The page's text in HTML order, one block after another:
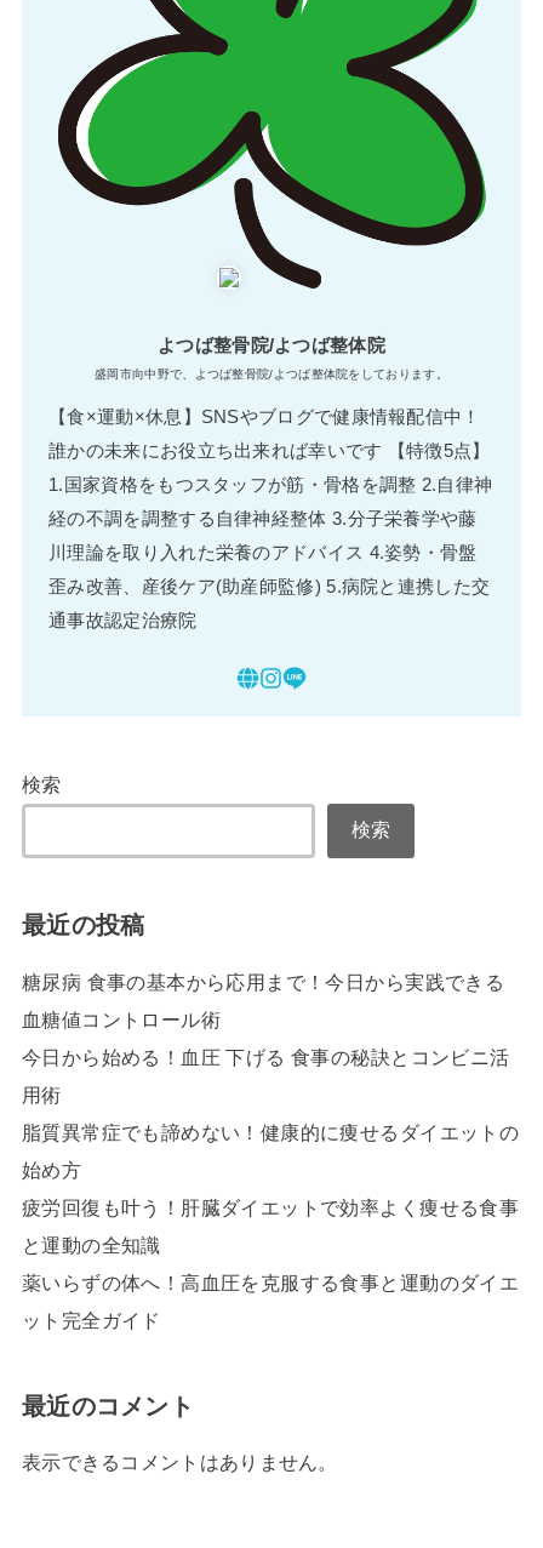
よつば整骨院/よつば整体院
盛岡市向中野で、よつば整骨院/よつば整体院をしております。
【食×運動×休息】SNSやブログで健康情報配信中！
誰かの未来にお役立ち出来れば幸いです 【特徴5点】
1.国家資格をもつスタッフが筋・骨格を調整 2.自律神
経の不調を調整する自律神経整体 3.分子栄養学や藤
川理論を取り入れた栄養のアドバイス 4.姿勢・骨盤
歪み改善、産後ケア(助産師監修) 5.病院と連携した交
通事故認定治療院
検索
検索
最近の投稿
糖尿病 食事の基本から応用まで！今日から実践できる
血糖値コントロール術
今日から始める！血圧 下げる 食事の秘訣とコンビニ活
用術
脂質異常症でも諦めない！健康的に痩せるダイエットの
始め方
疲労回復も叶う！肝臓ダイエットで効率よく痩せる食事
と運動の全知識
薬いらずの体へ！高血圧を克服する食事と運動のダイエ
ット完全ガイド
最近のコメント
表示できるコメントはありません。